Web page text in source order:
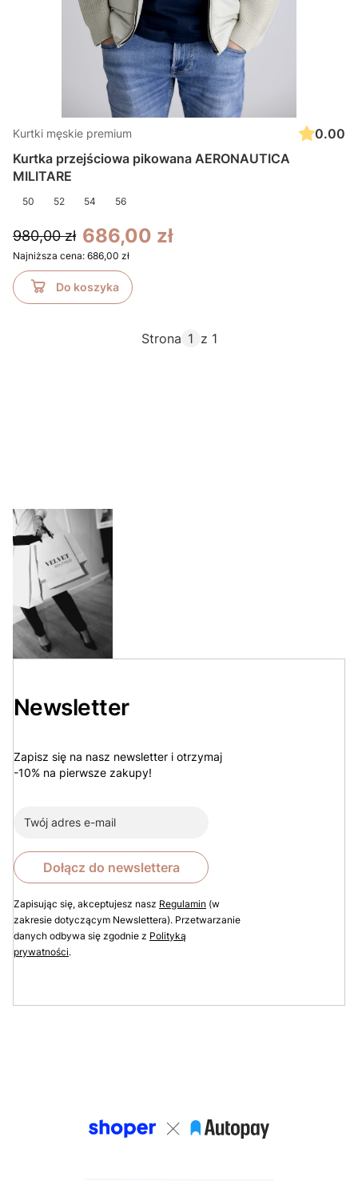
Kurtki męskie premium
0.00
Kurtka przejściowa pikowana AERONAUTICA
MILITARE
50 52 54 56
980,00 zł 686,00 zł
Najniższa cena: 686,00 zł
Do koszyka
Strona z 1
Newsletter
Zapisz się na nasz newsletter i otrzymaj
-10% na pierwsze zakupy!
Dołącz do newslettera
Zapisując się, akceptujesz nasz Regulamin (w
zakresie dotyczącym Newslettera). Przetwarzanie
danych odbywa się zgodnie z Polityką
prywatności.